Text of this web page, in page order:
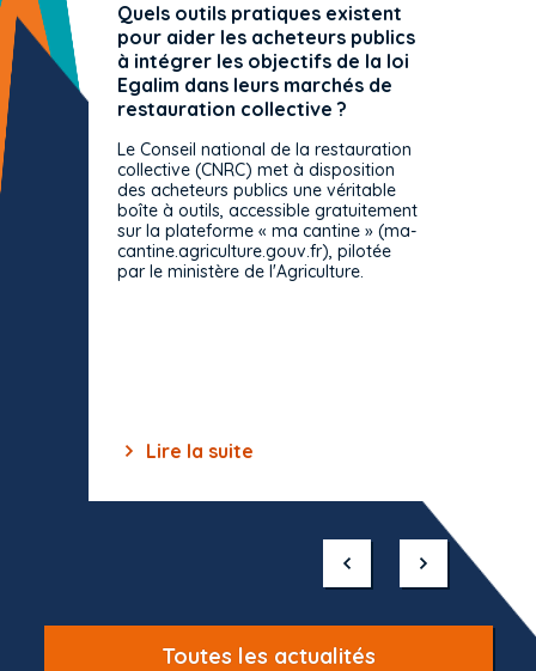
Quels outils pratiques existent
pour aider les acheteurs publics
à intégrer les objectifs de la loi
Egalim dans leurs marchés de
restauration collective ?
Le Conseil national de la restauration
collective (CNRC) met à disposition
des acheteurs publics une véritable
boîte à outils, accessible gratuitement
sur la plateforme « ma cantine » (ma-
cantine.agriculture.gouv.fr), pilotée
par le ministère de l'Agriculture.
Lire la suite
Toutes les actualités